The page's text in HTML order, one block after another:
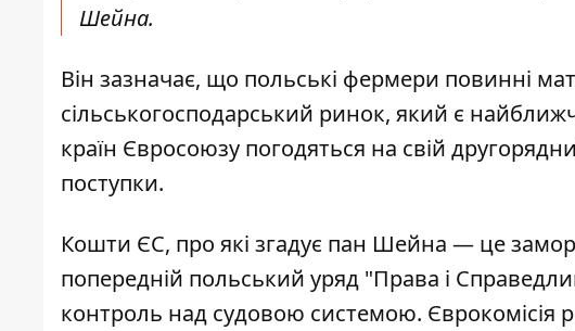
Шейна.
Він зазначає, що польські фермери повинні
сільськогосподарський ринок, який є
країн Євросоюзу погодяться на свій
поступки.
Кошти ЄС, про які згадує пан Шейна — це
попередній польський уряд "Права і
контроль над судовою системою. Єврокомісія